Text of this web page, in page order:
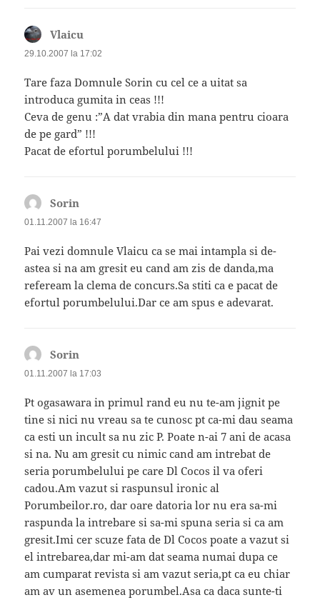
Vlaicu
29.10.2007 la 17:02
Tare faza Domnule Sorin cu cel ce a uitat sa
introduca gumita in ceas !!!
Ceva de genu :”A dat vrabia din mana pentru cioara
de pe gard” !!!
Pacat de efortul porumbelului !!!
Sorin
01.11.2007 la 16:47
Pai vezi domnule Vlaicu ca se mai intampla si de-
astea si na am gresit eu cand am zis de danda,ma
refeream la clema de concurs.Sa stiti ca e pacat de
efortul porumbelului.Dar ce am spus e adevarat.
Sorin
01.11.2007 la 17:03
Pt ogasawara in primul rand eu nu te-am jignit pe
tine si nici nu vreau sa te cunosc pt ca-mi dau seama
ca esti un incult sa nu zic P. Poate n-ai 7 ani de acasa
si na. Nu am gresit cu nimic cand am intrebat de
seria porumbelului pe care Dl Cocos il va oferi
cadou.Am vazut si raspunsul ironic al
Porumbeilor.ro, dar oare datoria lor nu era sa-mi
raspunda la intrebare si sa-mi spuna seria si ca am
gresit.Imi cer scuze fata de Dl Cocos poate a vazut si
el intrebarea,dar mi-am dat seama numai dupa ce
am cumparat revista si am vazut seria,pt ca eu chiar
am av un asemenea porumbel.Asa ca daca sunte-ti